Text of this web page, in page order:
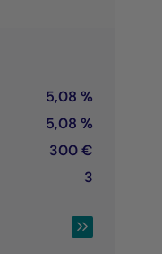
5,08 %
5,08 %
300 €
3
CONSULTER